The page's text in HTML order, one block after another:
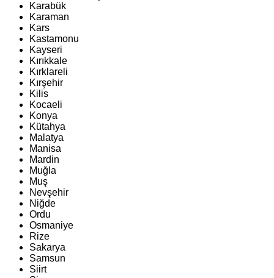
Karabük
Karaman
Kars
Kastamonu
Kayseri
Kırıkkale
Kırklareli
Kırşehir
Kilis
Kocaeli
Konya
Kütahya
Malatya
Manisa
Mardin
Muğla
Muş
Nevşehir
Niğde
Ordu
Osmaniye
Rize
Sakarya
Samsun
Siirt